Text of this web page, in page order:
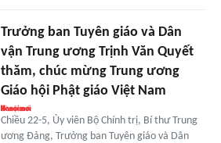
Trưởng ban Tuyên giáo và Dân
vận Trung ương Trịnh Văn Quyết
thăm, chúc mừng Trung ương
Giáo hội Phật giáo Việt Nam
Chiều 22-5, Ủy viên Bộ Chính trị, Bí thư Trung
ương Đảng, Trưởng ban Tuyên giáo và Dân